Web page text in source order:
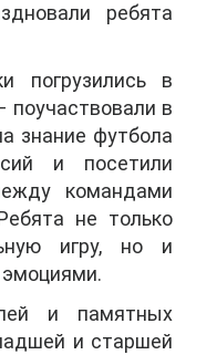
ребята
погрузились в
поучаствовали в
знание футбола
и посетили
командами
не только
игру, но и
и памятных
и старшей